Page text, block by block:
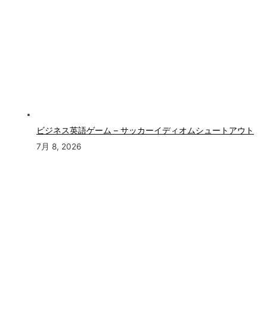
ビジネス英語ゲーム – サッカーイディオムシュートアウト
7月 8, 2026